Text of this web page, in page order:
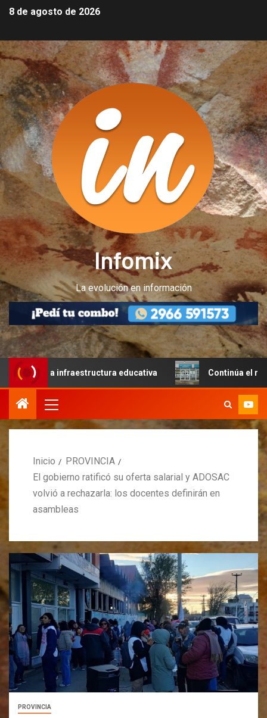
8 de agosto de 2026
Infomix
La evolución en información
infraestructura educativa Continúa el relevamiento
Inicio
PROVINCIA
El gobierno ratificó su oferta salarial y ADOSAC
volvió a rechazarla: los docentes definirán en
asambleas
PROVINCIA